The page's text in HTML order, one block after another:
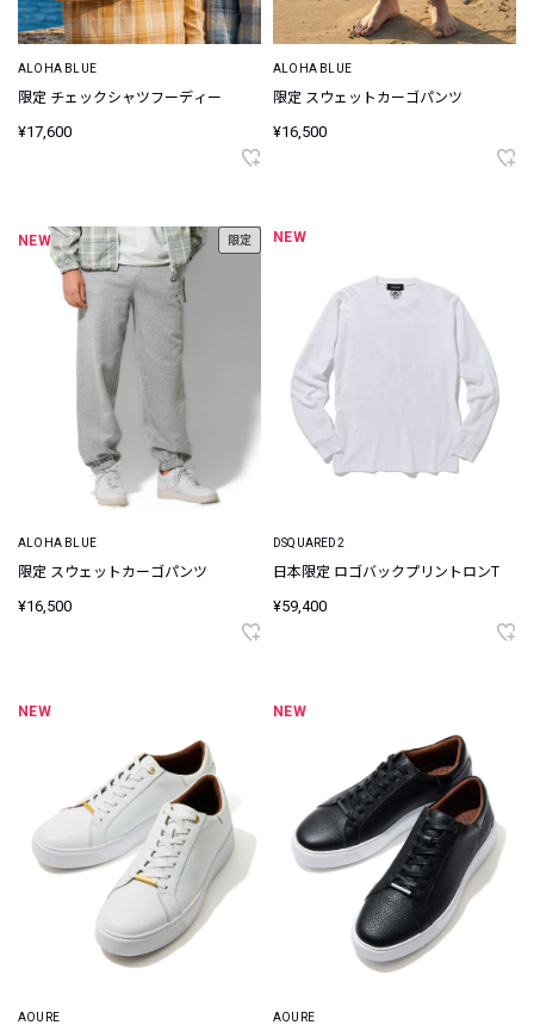
ALOHA BLUE
限定 チェックシャツフーディー
¥17,600
ALOHA BLUE
限定 スウェットカーゴパンツ
¥16,500
NEW 限定
ALOHA BLUE
限定 スウェットカーゴパンツ
¥16,500
NEW
DSQUARED2
日本限定 ロゴバックプリントロンT
¥59,400
NEW
AOURE
NEW
AOURE